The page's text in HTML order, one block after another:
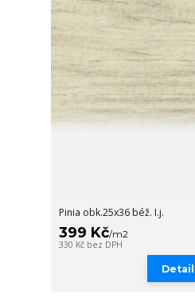
Pinia obk.25x36 béž. I.j.
399 Kč/m2
330 Kč bez DPH
Detail